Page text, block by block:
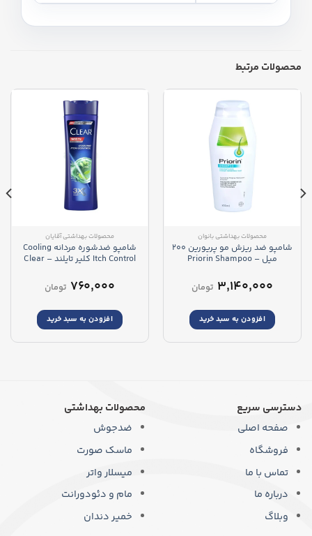
محصولات مرتبط
محصولات بهداشتی بانوان
شامپو ضد ریزش مو پریورین 200
میل – Priorin Shampoo
۳,۱۴۰,۰۰۰ تومان
افزودن به سبد خرید
محصولات بهداشتی آقایان
شامپو ضدشوره مردانه Cooling
Itch Control کلیر تایلند – Clear
Shampoo
۷۶۰,۰۰۰ تومان
افزودن به سبد خرید
دسترسی سریع
صفحه اصلی
فروشگاه
تماس با ما
درباره ما
وبلاگ
محصولات بهداشتی
ضدجوش
ماسک صورت
میسلار واتر
مام و دئودورانت
خمیر دندان